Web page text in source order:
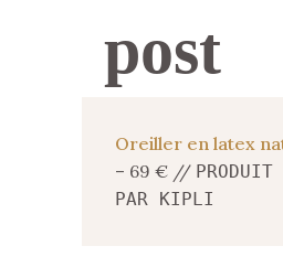
post
Oreiller en latex
– 69 € // PRODUIT
PAR KIPLI